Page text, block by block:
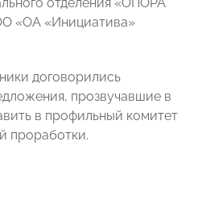
«ОА «Инициатива»
договорились
прозвучавшие в
в профильный комитет
проработки.